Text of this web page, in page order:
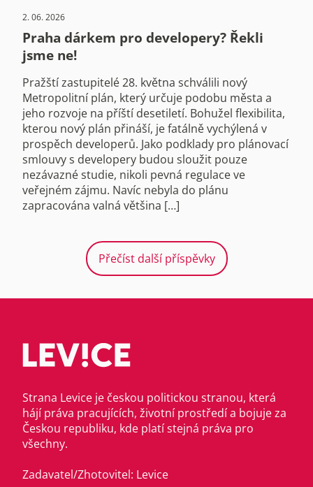
2. 06. 2026
Praha dárkem pro developery? Řekli
jsme ne!
Pražští zastupitelé 28. května schválili nový
Metropolitní plán, který určuje podobu města a
jeho rozvoje na příští desetiletí. Bohužel flexibilita,
kterou nový plán přináší, je fatálně vychýlená v
prospěch developerů. Jako podklady pro plánovací
smlouvy s developery budou sloužit pouze
nezávazné studie, nikoli pevná regulace ve
veřejném zájmu. Navíc nebyla do plánu
zapracována valná většina […]
Přečíst další příspěvky
Strana Levice je českou politickou stranou, která
hájí práva pracujících, životní prostředí a bojuje za
Českou republiku, kde platí stejná práva pro
všechny.
Zadavatel/Zhotovitel: Levice